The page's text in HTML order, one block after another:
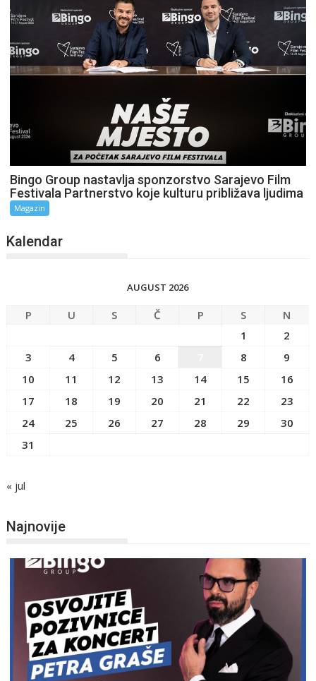
Bingo Group nastavlja sponzorstvo Sarajevo Film
Festivala Partnerstvo koje kulturu približava ljudima
Magazin
Kalendar
AUGUST 2026
P U S Č P S
N
1
2
3
4 5 6 8
9
10
11 12 13 14 15
16
17
18 19 20 21 22
23
24
25 26 27 28 29
30
31
« jul
Najnovije